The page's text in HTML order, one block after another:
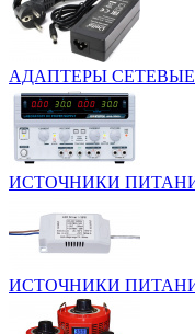
АДАПТЕРЫ СЕТЕВЫЕ
ИСТОЧНИКИ
ИСТОЧНИКИ